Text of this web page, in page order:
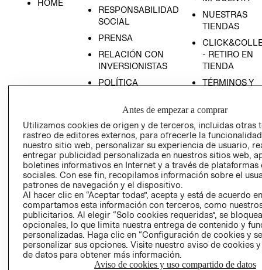
HOME
RESPONSABILIDAD
SOCIAL
PRENSA
RELACIÓN CON
INVERSIONISTAS
POLÍTICA
NUESTRAS
TIENDAS
- RETIRO EN
TIENDA
TÉRMINOS Y
AVISO DE
PRIVACIDAD
GIFT CARD
AVISO DE
COOKIES
Uruguay ($U)
Antes de empezar a comprar
Utilizamos cookies de origen y de terceros, incluidas otras
rastreo de editores externos, para ofrecerle la
nuestro sitio web, personalizar su experiencia de usuario,
entregar publicidad personalizada en nuestros sitios web,
boletines informativos en Internet y a través de plataformas
sociales. Con ese fin, recopilamos información sobre el
patrones de navegación y el dispositivo.
Al hacer clic en “Aceptar todas”, acepta y está de acuerdo
compartamos esta información con terceros, como
publicitarios. Al elegir “Solo cookies requeridas”, se
opcionales, lo que limita nuestra entrega de contenido y
personalizadas. Haga clic en “Configuración de cookies y
personalizar sus opciones. Visite nuestro aviso de cookies
de datos para obtener más información.
Aviso de cookies y uso compartido de datos